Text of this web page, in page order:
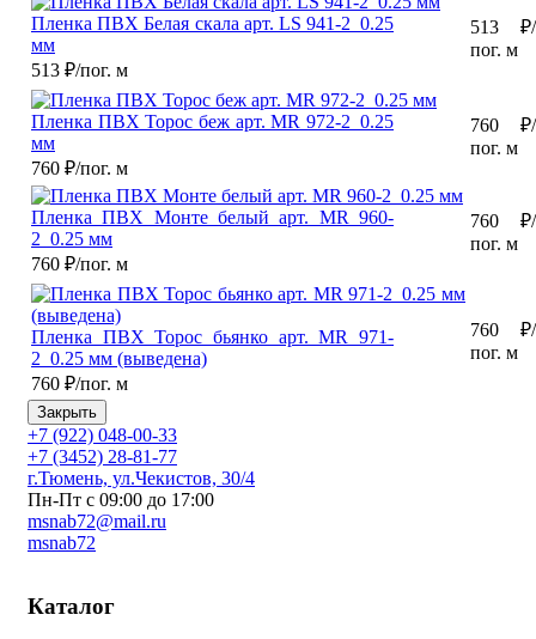
Пленка ПВХ Белая скала арт. LS 941-2_0.25
мм
513 ₽/пог. м
513 ₽/
пог. м
Пленка ПВХ Торос беж арт. MR 972-2_0.25
мм
760 ₽/пог. м
760 ₽/
пог. м
Пленка ПВХ Монте белый арт. MR 960-
2_0.25 мм
760 ₽/пог. м
760 ₽/
пог. м
Пленка ПВХ Торос бьянко арт. MR 971-
2_0.25 мм (выведена)
760 ₽/пог. м
760 ₽/
пог. м
Закрыть
+7 (922) 048-00-33
+7 (3452) 28-81-77
г.Тюмень, ул.Чекистов, 30/4
Пн-Пт с 09:00 до 17:00
msnab72@mail.ru
msnab72
Каталог